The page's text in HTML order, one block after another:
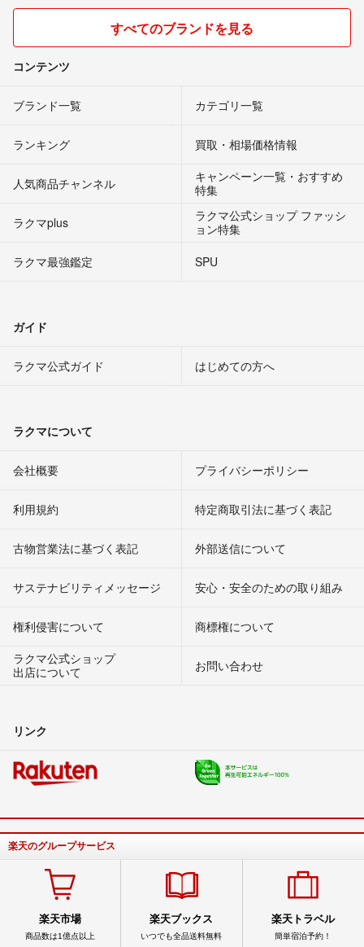
すべてのブランドを見る
コンテンツ
ブランド一覧 カテゴリ一覧
ランキング 買取・相場価格情報
人気商品チャンネル
キャンペーン一覧・おすすめ
特集
ラクマplus
ラクマ公式ショップ ファッシ
ョン特集
ラクマ最強鑑定
SPU
ガイド
ラクマ公式ガイド はじめての方へ
ラクマについて
会社概要 プライバシーポリシー
利用規約 特定商取引法に基づく表記
古物営業法に基づく表記 外部送信について
サステナビリティメッセージ 安心・安全のための取り組み
権利侵害について
商標権について
ラクマ公式ショップ
出店について
お問い合わせ
リンク
楽天のグループサービス
楽天市場
商品数は1億点以上
楽天ブックス
いつでも全品送料無料
楽天トラベル
簡単宿泊予約！